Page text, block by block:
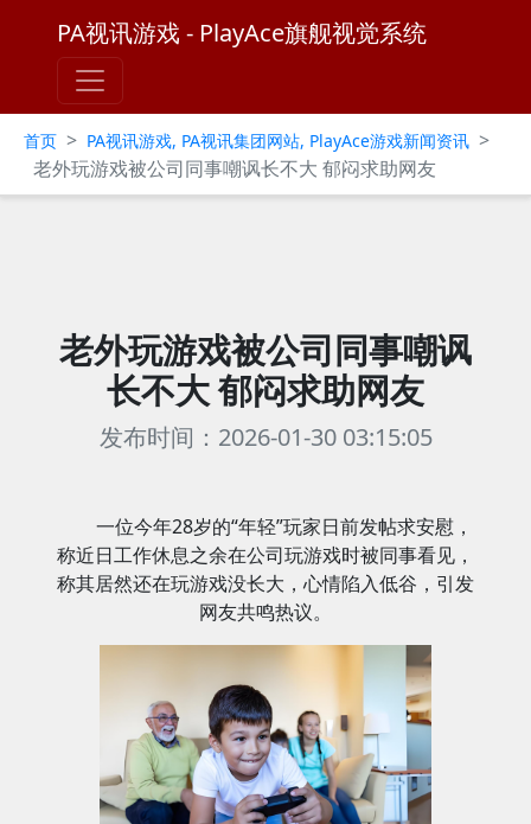
PA视讯游戏 - PlayAce旗舰视觉系统
首页 > PA视讯游戏, PA视讯集团网站, PlayAce游戏新闻资讯 >
老外玩游戏被公司同事嘲讽长不大 郁闷求助网友
老外玩游戏被公司同事嘲讽
长不大 郁闷求助网友
发布时间：2026-01-30 03:15:05
一位今年28岁的“年轻”玩家日前发帖求安慰，
称近日工作休息之余在公司玩游戏时被同事看见，
称其居然还在玩游戏没长大，心情陷入低谷，引发
网友共鸣热议。